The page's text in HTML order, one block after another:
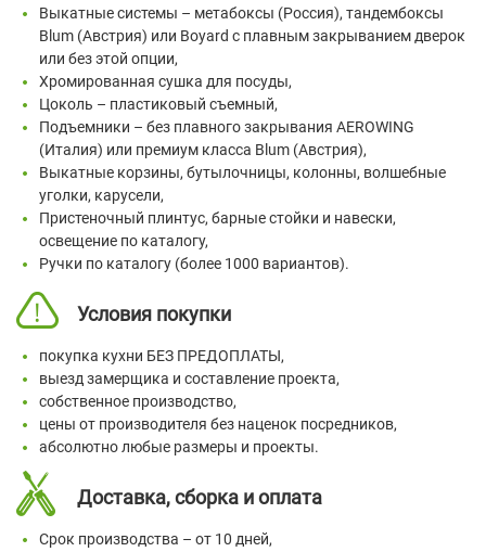
Выкатные системы – метабоксы (Россия), тандембоксы
Blum (Австрия) или Boyard с плавным закрыванием дверок
или без этой опции,
Хромированная сушка для посуды,
Цоколь – пластиковый съемный,
Подъемники – без плавного закрывания AEROWING
(Италия) или премиум класса Blum (Австрия),
Выкатные корзины, бутылочницы, колонны, волшебные
уголки, карусели,
Пристеночный плинтус, барные стойки и навески,
освещение по каталогу,
Ручки по каталогу (более 1000 вариантов).
Условия покупки
покупка кухни БЕЗ ПРЕДОПЛАТЫ,
выезд замерщика и составление проекта,
собственное производство,
цены от производителя без наценок посредников,
абсолютно любые размеры и проекты.
Доставка, сборка и оплата
Срок производства – от 10 дней,